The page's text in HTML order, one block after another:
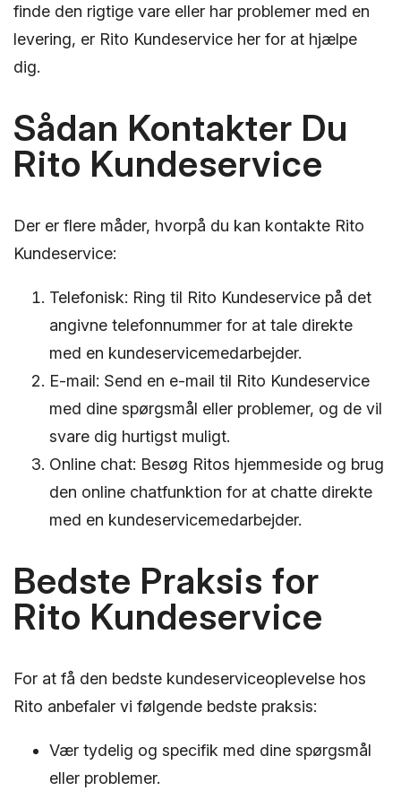
finde den rigtige vare eller har problemer med en
levering, er Rito Kundeservice her for at hjælpe
dig.
Sådan Kontakter Du
Rito Kundeservice
Der er flere måder, hvorpå du kan kontakte Rito
Kundeservice:
Telefonisk: Ring til Rito Kundeservice på det
angivne telefonnummer for at tale direkte
med en kundeservicemedarbejder.
E-mail: Send en e-mail til Rito Kundeservice
med dine spørgsmål eller problemer, og de vil
svare dig hurtigst muligt.
Online chat: Besøg Ritos hjemmeside og brug
den online chatfunktion for at chatte direkte
med en kundeservicemedarbejder.
Bedste Praksis for
Rito Kundeservice
For at få den bedste kundeserviceoplevelse hos
Rito anbefaler vi følgende bedste praksis:
Vær tydelig og specifik med dine spørgsmål
eller problemer.